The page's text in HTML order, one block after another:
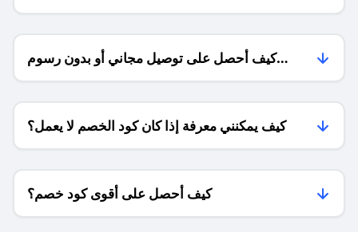
كيف أحصل على توصيل مجاني أو بدون رسوم
الشحن ؟
كيف يمكنني معرفة إذا كان كود الخصم لا يعمل؟
كيف أحصل على أقوى كود خصم؟